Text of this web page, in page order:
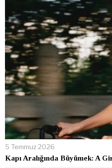
5 Temmuz 2026
Kapı Aralığında Büyümek: A